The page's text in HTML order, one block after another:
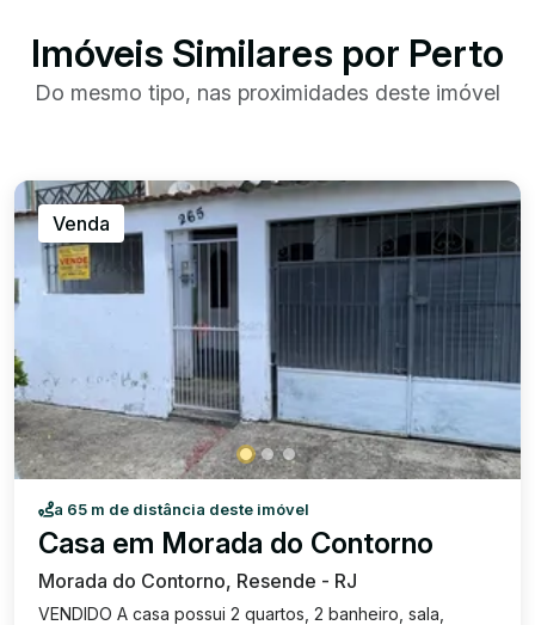
Imóveis Similares por Perto
Do mesmo tipo, nas proximidades deste imóvel
Venda
a 65 m de distância deste imóvel
Casa em Morada do Contorno
Morada do Contorno, Resende - RJ
VENDIDO A casa possui 2 quartos, 2 banheiro, sala,